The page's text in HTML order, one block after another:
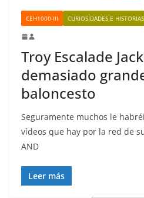
CEH1000-III CURIOSIDADES E HISTORIAS
Troy Escalade
demasiado
baloncesto
Seguramente muchos le
vídeos que hay por la red de
AND
Leer más